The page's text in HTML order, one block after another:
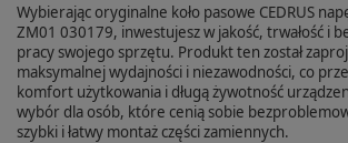
Wybierając oryginalne koło pasowe CEDRUS
ZM01 030179, inwestujesz w jakość, trwałość i
pracy swojego sprzętu. Produkt ten został
maksymalnej wydajności i niezawodności, co
komfort użytkowania i długą żywotność
wybór dla osób, które cenią sobie
szybki i łatwy montaż części zamiennych.